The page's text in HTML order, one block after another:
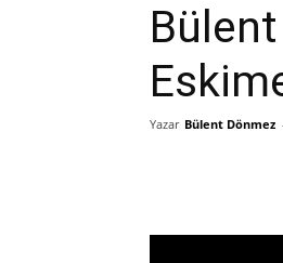
Yazar Bülent Dönmez